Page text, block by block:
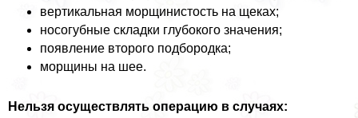
вертикальная морщинистость на щеках;
носогубные складки глубокого значения;
появление второго подбородка;
морщины на шее.
Нельзя осуществлять операцию в случаях: